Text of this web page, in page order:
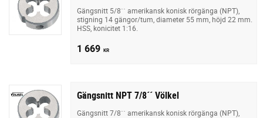
Gängsnitt 5/8´´ amerikansk konisk rörgänga (NPT),
stigning 14 gängor/tum, diameter 55 mm, höjd 22 mm.
HSS, konicitet 1:16.
1 669 KR
Gängsnitt NPT 7/8´´ Völkel
Gängsnitt 7/8´´ amerikansk konisk rörgänga (NPT),